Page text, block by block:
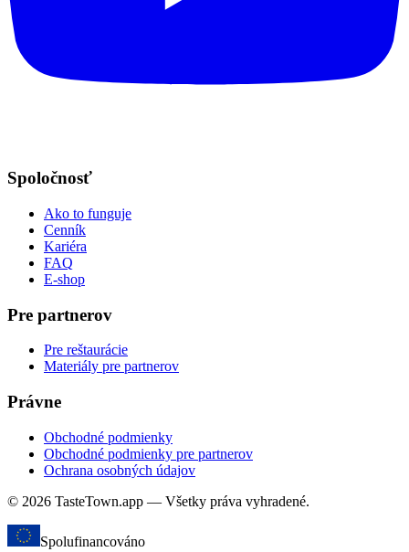
Spoločnosť
Ako to funguje
Cenník
Kariéra
FAQ
E-shop
Pre partnerov
Pre reštaurácie
Materiály pre partnerov
Právne
Obchodné podmienky
Obchodné podmienky pre partnerov
Ochrana osobných údajov
© 2026 TasteTown.app — Všetky práva vyhradené.
Spolufinancováno